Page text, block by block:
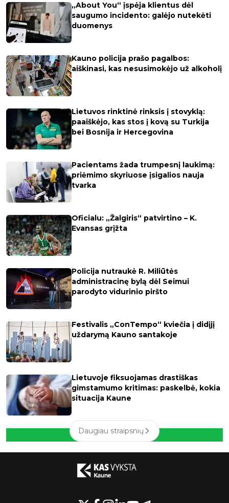
„About You“ įspėja klientus dėl
saugumo incidento: galėjo nutekėti
duomenys
Kauno policija prašo pagalbos:
aiškinasi, kas nesusimokėjo už alkoholį
Lietuvos rinktinė rinksis į stovyklą:
paaiškėjo, kas stos į kovą su Turkija
bei Bosnija ir Hercegovina
Pacientams žada trumpesnį laukimą:
priėmimo skyriuose įsigalios nauja
tvarka
Oficialu: „Žalgiris“ patvirtino – K.
Evansas grįžta
Policija nutraukė R. Miliūtės
administracinę bylą dėl Seimui
parodyto vidurinio piršto
Festivalis „ConTempo“ kviečia į didįjį
uždarymą Kauno santakoje
Lietuvoje fiksuojamas drastiškas
gimstamumo kritimas: paskelbė, kokia
situacija Kaune
Daugiau straipsnių